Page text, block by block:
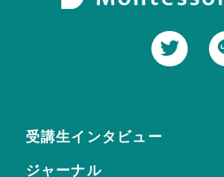
受講生インタビュー
ジャーナル